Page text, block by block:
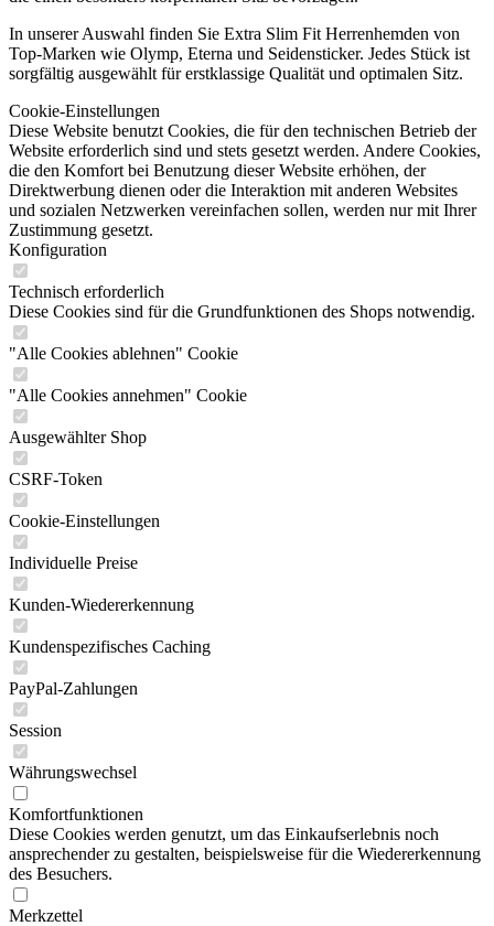
In unserer Auswahl finden Sie Extra Slim Fit Herrenhemden von
Top-Marken wie Olymp, Eterna und Seidensticker. Jedes Stück ist
sorgfältig ausgewählt für erstklassige Qualität und optimalen Sitz.
Cookie-Einstellungen
Diese Website benutzt Cookies, die für den technischen Betrieb der
Website erforderlich sind und stets gesetzt werden. Andere Cookies,
die den Komfort bei Benutzung dieser Website erhöhen, der
Direktwerbung dienen oder die Interaktion mit anderen Websites
und sozialen Netzwerken vereinfachen sollen, werden nur mit Ihrer
Zustimmung gesetzt.
Konfiguration
Technisch erforderlich
Diese Cookies sind für die Grundfunktionen des Shops notwendig.
"Alle Cookies ablehnen" Cookie
"Alle Cookies annehmen" Cookie
Ausgewählter Shop
CSRF-Token
Cookie-Einstellungen
Individuelle Preise
Kunden-Wiedererkennung
Kundenspezifisches Caching
PayPal-Zahlungen
Session
Währungswechsel
Komfortfunktionen
Diese Cookies werden genutzt, um das Einkaufserlebnis noch
ansprechender zu gestalten, beispielsweise für die Wiedererkennung
des Besuchers.
Merkzettel